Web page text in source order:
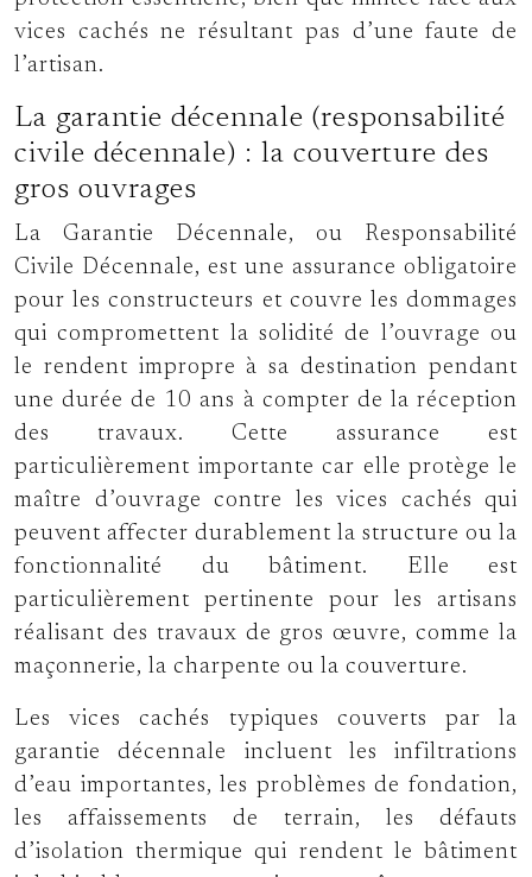
vices cachés ne résultant pas d’une faute de
l’artisan.
La garantie décennale (responsabilité
civile décennale) : la couverture des
gros ouvrages
La Garantie Décennale, ou Responsabilité
Civile Décennale, est une assurance obligatoire
pour les constructeurs et couvre les dommages
qui compromettent la solidité de l’ouvrage ou
le rendent impropre à sa destination pendant
une durée de 10 ans à compter de la réception
des travaux. Cette assurance est
particulièrement importante car elle protège le
maître d’ouvrage contre les vices cachés qui
peuvent affecter durablement la structure ou la
fonctionnalité du bâtiment. Elle est
particulièrement pertinente pour les artisans
réalisant des travaux de gros œuvre, comme la
maçonnerie, la charpente ou la couverture.
Les vices cachés typiques couverts par la
garantie décennale incluent les infiltrations
d’eau importantes, les problèmes de fondation,
les affaissements de terrain, les défauts
d’isolation thermique qui rendent le bâtiment